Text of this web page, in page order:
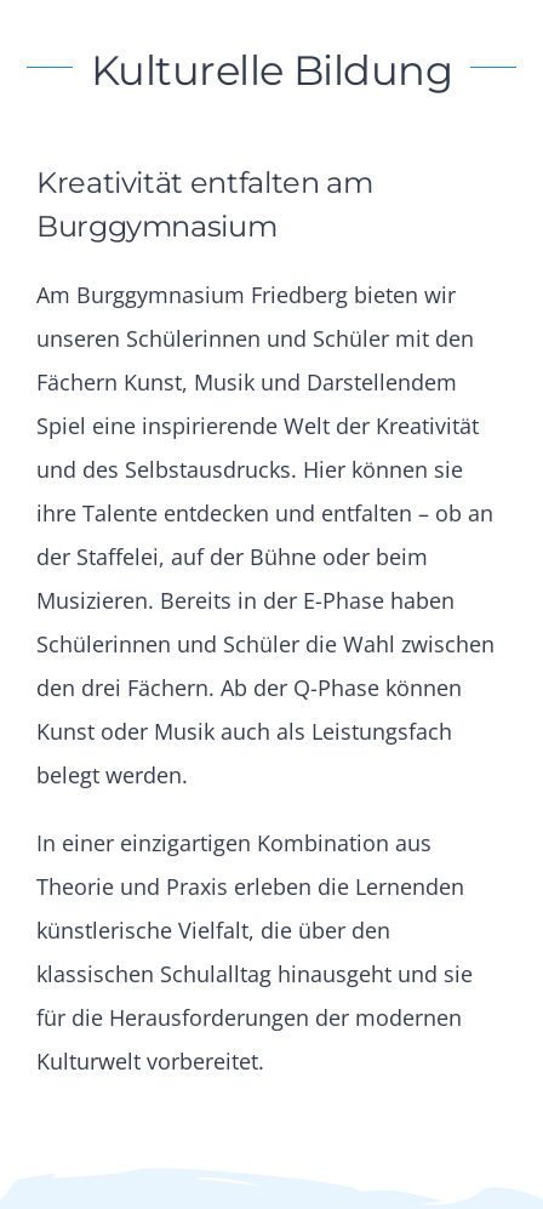
Kulturelle Bildung
Kreativität entfalten am
Burggymnasium
Am Burggymnasium Friedberg bieten wir
unseren Schülerinnen und Schüler mit den
Fächern Kunst, Musik und Darstellendem
Spiel eine inspirierende Welt der Kreativität
und des Selbstausdrucks. Hier können sie
ihre Talente entdecken und entfalten – ob an
der Staffelei, auf der Bühne oder beim
Musizieren. Bereits in der E-Phase haben
Schülerinnen und Schüler die Wahl zwischen
den drei Fächern. Ab der Q-Phase können
Kunst oder Musik auch als Leistungsfach
belegt werden.
In einer einzigartigen Kombination aus
Theorie und Praxis erleben die Lernenden
künstlerische Vielfalt, die über den
klassischen Schulalltag hinausgeht und sie
für die Herausforderungen der modernen
Kulturwelt vorbereitet.